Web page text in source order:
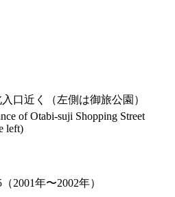
口近く（左側は御旅公園）
of Otabi-suji Shopping Street
left)
2001年〜2002年）